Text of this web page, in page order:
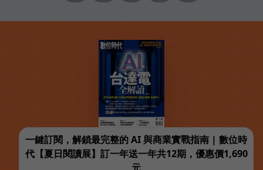
一鍵訂閱，解鎖最完整的 AI 與商業實戰指南 | 數位時
代【夏日閱讀展】訂一年送一年共12期，優惠價1,690